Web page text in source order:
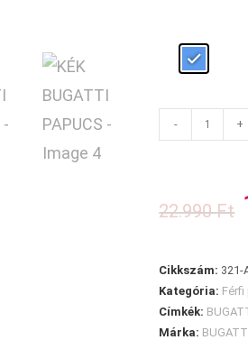
BUGATTI
- +
22.990Ft
Cikkszám: 321-
Kategória:
Címkék:
Márka: